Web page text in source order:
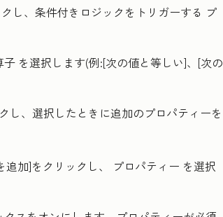
し、条件付きロジックをトリガーする プ
子 を選択します(例:[次の値と等しい]、[次の
し、選択したときに追加のプロパティーを
追加]をクリックし、 プロパティー を選択